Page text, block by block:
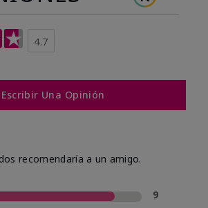
4.7
Escribir Una Opinión
recomendaría a un amigo.
9